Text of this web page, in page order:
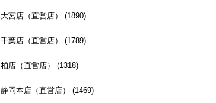
大宮店（直営店） (1890)
千葉店（直営店） (1789)
柏店（直営店） (1318)
静岡本店（直営店） (1469)